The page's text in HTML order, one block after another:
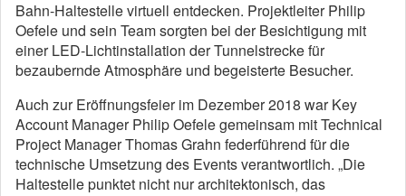
Bahn-Haltestelle virtuell entdecken. Projektleiter Philip
Oefele und sein Team sorgten bei der Besichtigung mit
einer LED-Lichtinstallation der Tunnelstrecke für
bezaubernde Atmosphäre und begeisterte Besucher.
Auch zur Eröffnungsfeier im Dezember 2018 war Key
Account Manager Philip Oefele gemeinsam mit Technical
Project Manager Thomas Grahn federführend für die
technische Umsetzung des Events verantwortlich. „Die
Haltestelle punktet nicht nur architektonisch, das